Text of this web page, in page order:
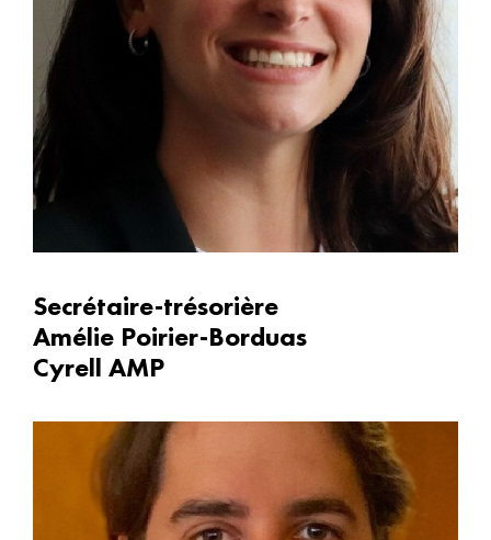
Secrétaire-trésorière
Amélie Poirier-Borduas
Cyrell AMP